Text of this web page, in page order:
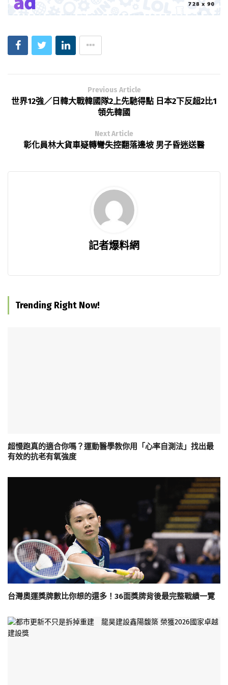
Previous Article
世界12強／日韓大戰韓國隊2上先馳得點 日本2下反超2比1
領先韓國
Next Article
彰化員林大貨車疑轉彎失控翻落邊坡 男子昏迷送醫
記者爆料網
Trending Right Now!
超慢跑真的適合你嗎？運動醫學教你用「心率自測法」找出最
有效的抗老有氧強度
台灣奧運獎牌數比你想的還多！36面獎牌背後最完整戰績一覽